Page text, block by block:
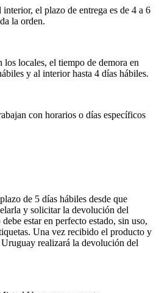
el plazo de entrega es de 4 a 6
la orden.
los locales, el tiempo de demora en
y al interior hasta 4 días hábiles.
con horarios o días específicos
de 5 días hábiles desde que
y solicitar la devolución del
estar en perfecto estado, sin uso,
Una vez recibido el producto y
realizará la devolución del